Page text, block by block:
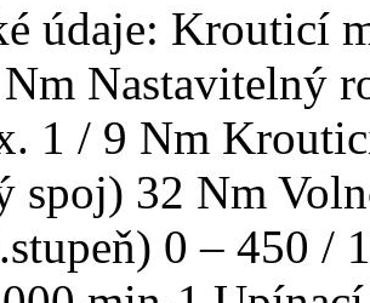
údaje: Krouticí
Nastavitelný
1 / 9 Nm
spoj) 32 Nm
0 – 450 /